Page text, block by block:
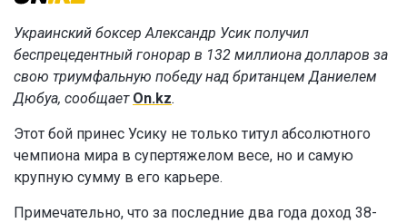
Украинский боксер Александр Усик получил
беспрецедентный гонорар в 132 миллиона долларов за
свою триумфальную победу над британцем Даниелем
Дюбуа, сообщает On.kz.
Этот бой принес Усику не только титул абсолютного
чемпиона мира в супертяжелом весе, но и самую
крупную сумму в его карьере.
Примечательно, что за последние два года доход 38-